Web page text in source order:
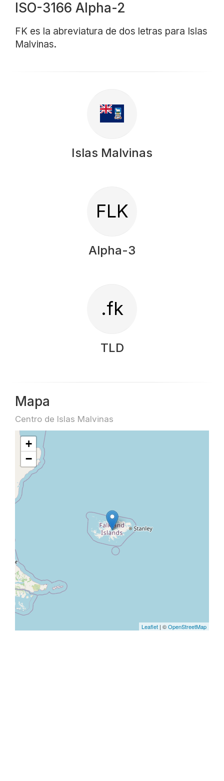
ISO-3166 Alpha-2
FK es la abreviatura de dos letras para Islas
Malvinas.
Islas Malvinas
FLK
Alpha-3
.fk
TLD
Mapa
Centro de Islas Malvinas
+
−
Leaflet | ©OpenStreetMap